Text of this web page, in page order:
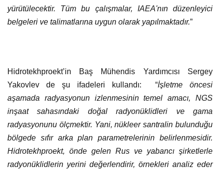
yürütülecektir. Tüm bu çalışmalar, IAEA'nın düzenleyici
belgeleri ve talimatlarına uygun olarak yapılmaktadır.”
Hidrotekhproekt’in Baş Mühendis Yardımcısı Sergey
Yakovlev de şu ifadeleri kullandı: “İşletme öncesi
aşamada radyasyonun izlenmesinin temel amacı, NGS
inşaat sahasındaki doğal radyonüklidleri ve gama
radyasyonunu ölçmektir. Yani, nükleer santralin bulunduğu
bölgede sıfır arka plan parametrelerinin belirlenmesidir.
Hidrotekhproekt, önde gelen Rus ve yabancı şirketlerle
radyonüklidlerin yerini değerlendirir, örnekleri analiz eder